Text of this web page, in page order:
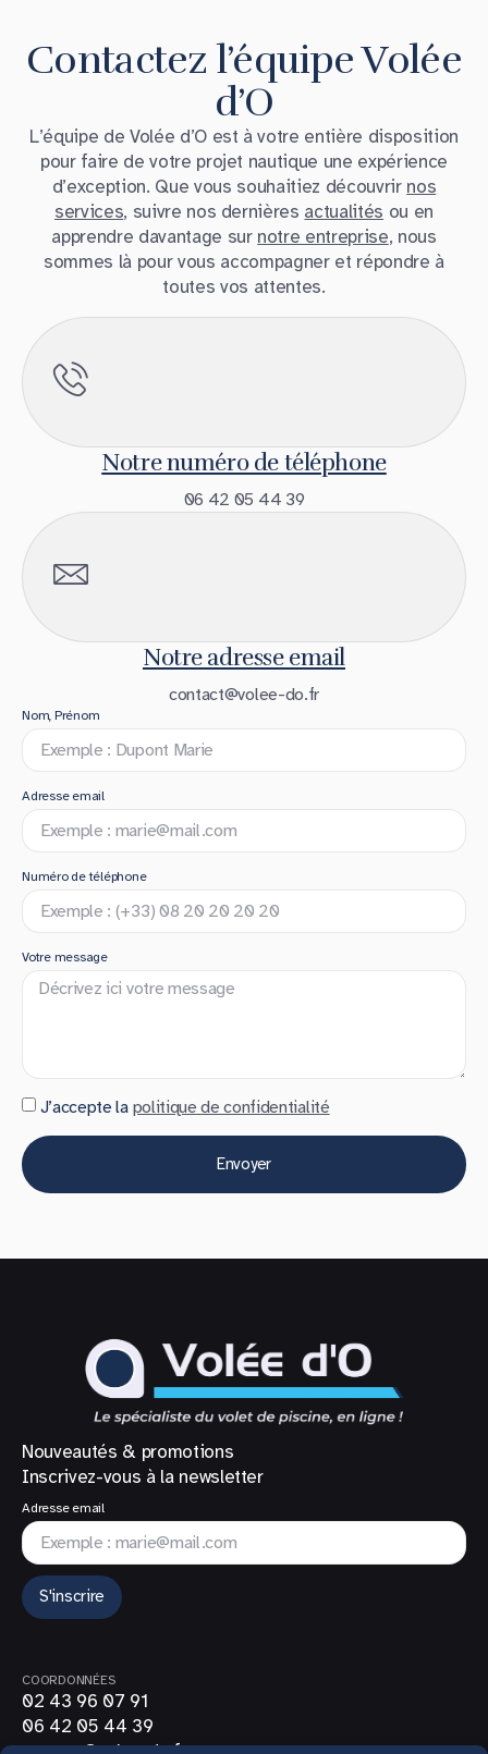
Nom, Prénom
Adresse email
Numéro de téléphone
Votre message
J’accepte la politique de confidentialité
Envoyer
Contactez l’équipe Volée
d’O
L’équipe de Volée d’O est à votre entière disposition
pour faire de votre projet nautique une expérience
d’exception. Que vous souhaitiez découvrir nos
services, suivre nos dernières actualités ou en
apprendre davantage sur notre entreprise, nous
sommes là pour vous accompagner et répondre à
toutes vos attentes.
Notre numéro de téléphone
06 42 05 44 39
Notre adresse email
contact@volee-do.fr
Nouveautés & promotions
Inscrivez-vous à la newsletter
Adresse email
S'inscrire
COORDONNÉES
02 43 96 07 91
06 42 05 44 39